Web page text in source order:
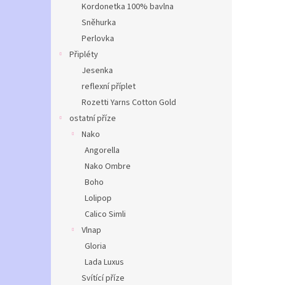
Kordonetka 100% bavlna
Sněhurka
Perlovka
Připléty
Jesenka
reflexní příplet
Rozetti Yarns Cotton Gold
ostatní příze
Nako
Angorella
Nako Ombre
Boho
Lolipop
Calico Simli
Vlnap
Gloria
Lada Luxus
Svítící příze